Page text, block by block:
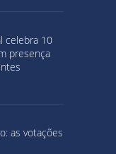
celebra 10
presença
as votações